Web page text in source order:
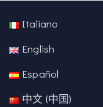
Italiano
English
Español
中文 (中国)